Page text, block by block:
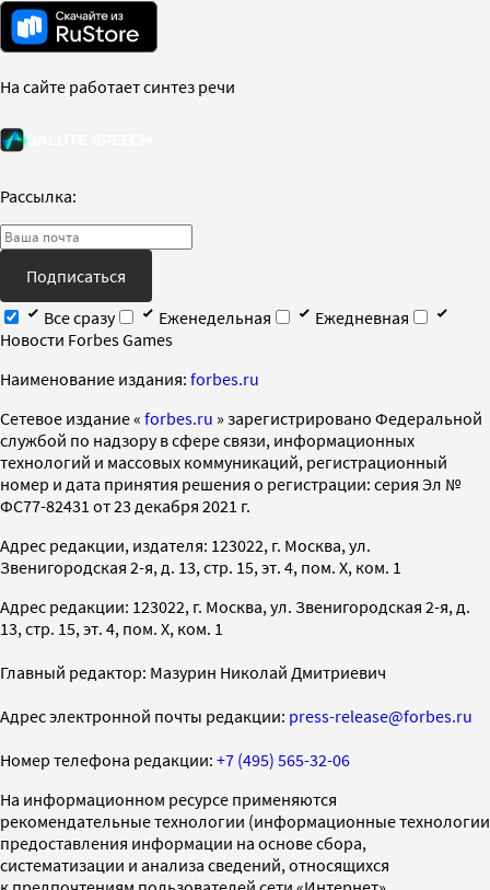
На сайте работает синтез речи
Рассылка:
Подписаться
Все сразу
Еженедельная
Ежедневная
Новости Forbes Games
Наименование издания: forbes.ru
Cетевое издание « forbes.ru » зарегистрировано Федеральной
службой по надзору в сфере связи, информационных
технологий и массовых коммуникаций, регистрационный
номер и дата принятия решения о регистрации: серия Эл №
ФС77-82431 от 23 декабря 2021 г.
Адрес редакции, издателя: 123022, г. Москва, ул.
Звенигородская 2-я, д. 13, стр. 15, эт. 4, пом. X, ком. 1
Адрес редакции: 123022, г. Москва, ул. Звенигородская 2-я, д.
13, стр. 15, эт. 4, пом. X, ком. 1
Главный редактор: Мазурин Николай Дмитриевич
Адрес электронной почты редакции: press-release@forbes.ru
Номер телефона редакции: +7 (495) 565-32-06
На информационном ресурсе применяются
рекомендательные технологии (информационные технологии
предоставления информации на основе сбора,
систематизации и анализа сведений, относящихся